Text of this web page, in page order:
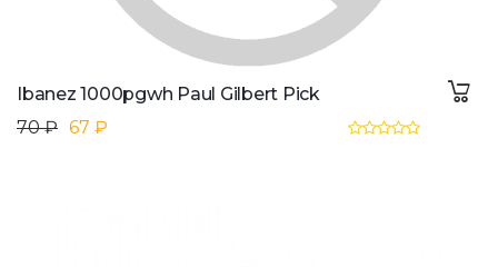
Ibanez 1000pgwh Paul Gilbert Pick
70 ₽ 67 ₽